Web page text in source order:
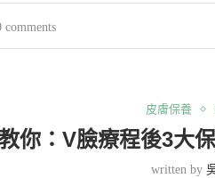
comments
皮膚保養
你：V臉療程後3大
written by